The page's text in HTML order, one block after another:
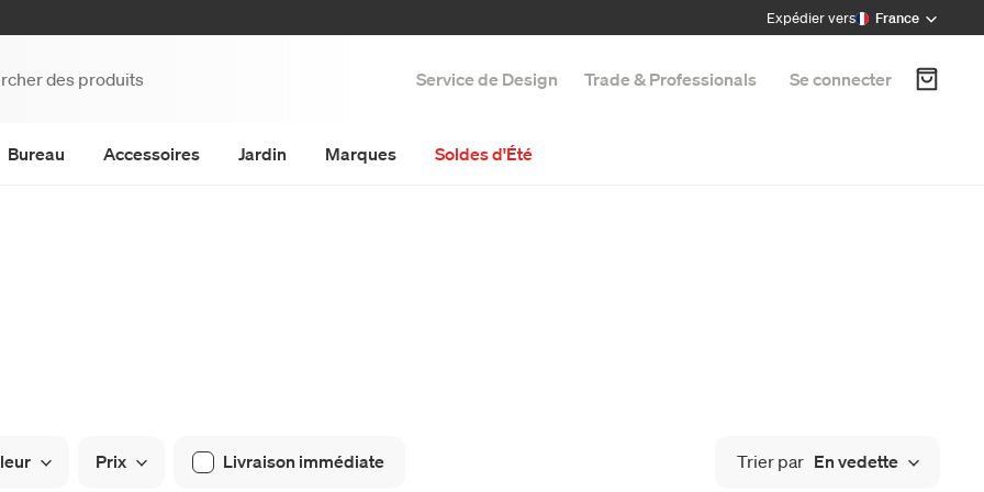
Expédier vers France
Service de Design Trade & Professionals Se connecter
Bureau Accessoires Jardin Marques Soldes d'Été
Prix Livraison immédiate Trier par En vedette